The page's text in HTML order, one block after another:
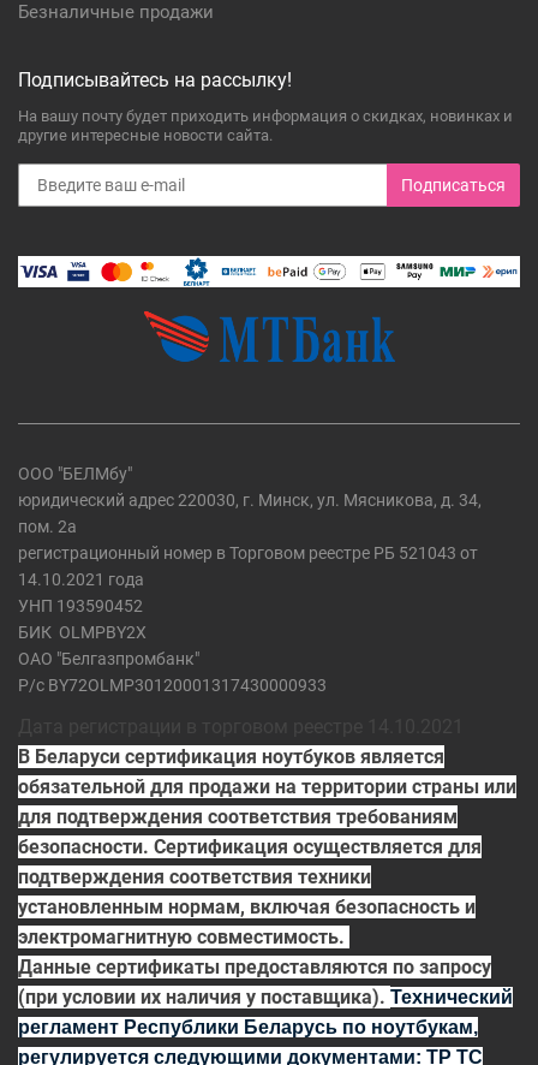
Безналичные продажи
Подписывайтесь на рассылку!
На вашу почту будет приходить информация о скидках, новинках и
другие интересные новости сайта.
Подписаться
ООО "БЕЛМбу"
юридический адрес 220030, г. Минск, ул. Мясникова, д. 34,
пом. 2а
регистрационный номер в Торговом реестре РБ 521043 от
14.10.2021 года
УНП 193590452
БИК OLMPBY2X
ОАО "Белгазпромбанк"
Р/с BY72OLMP30120001317430000933
В Беларуси сертификация ноутбуков является
обязательной для продажи на территории страны или
для подтверждения соответствия требованиям
безопасности. Сертификация осуществляется для
подтверждения соответствия техники
установленным нормам, включая безопасность и
электромагнитную совместимость.
Данные сертификаты предоставляются по запросу
(при условии их наличия у поставщика). Технический
регламент Республики Беларусь по ноутбукам,
регулируется следующими документами: ТР ТС